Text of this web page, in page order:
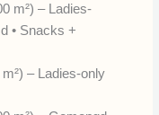
m²) – Ladies-
• Snacks +
– Ladies-only